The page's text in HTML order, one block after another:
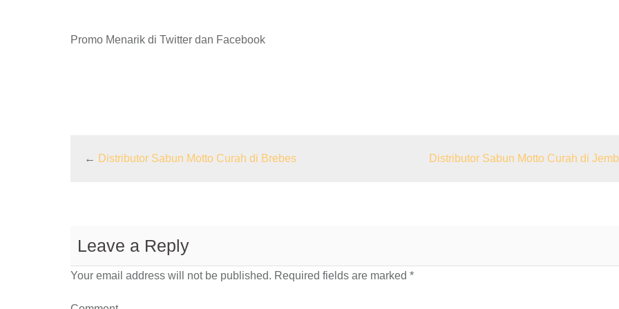
Promo Menarik di Twitter dan Facebook
← Distributor Sabun Motto Curah di Brebes Distributor Sabun Motto Curah di
Leave a Reply
Your email address will not be published. Required fields are marked *